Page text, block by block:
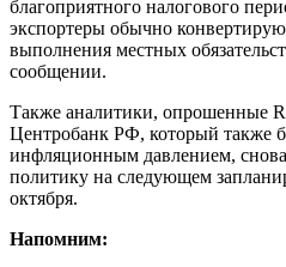
благоприятного налогового
экспортеры обычно
выполнения местных
сообщении.
Также аналитики, опрошенные
Центробанк РФ, который также
инфляционным давлением,
политику на следующем
октября.
Напомним: